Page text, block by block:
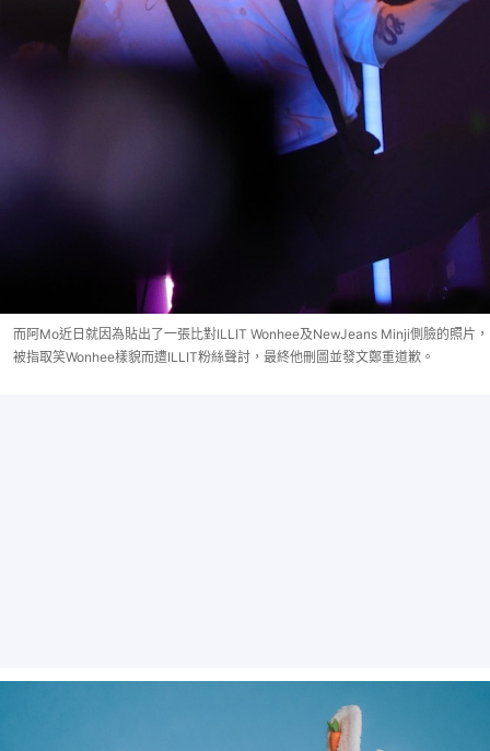
而阿Mo近日就因為貼出了一張比對ILLIT Wonhee及NewJeans Minji側臉的照片，
被指取笑Wonhee樣貌而遭ILLIT粉絲聲討，最終他刪圖並發文鄭重道歉。